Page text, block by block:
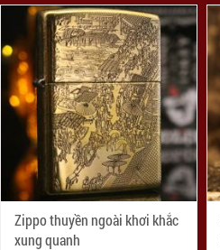
Zippo thuyền ngoài khơi khắc
xung quanh